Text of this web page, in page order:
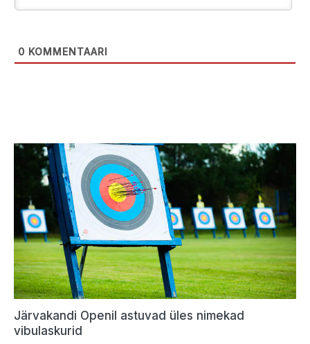
0 KOMMENTAARI
Järvakandi Openil astuvad üles nimekad
vibulaskurid